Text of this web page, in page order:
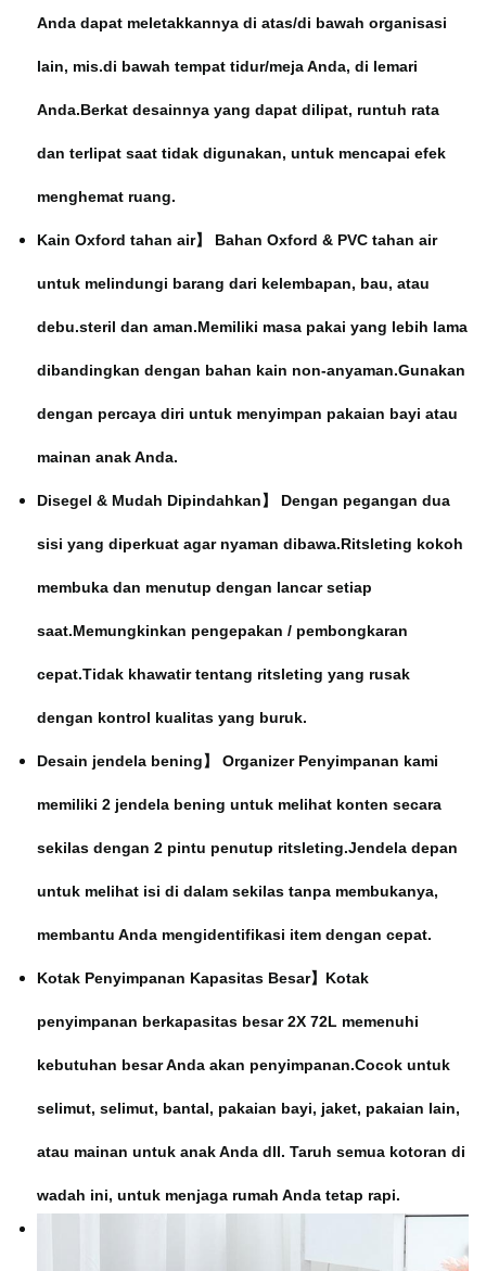
Anda dapat meletakkannya di atas/di bawah organisasi
lain, mis.di bawah tempat tidur/meja Anda, di lemari
Anda.Berkat desainnya yang dapat dilipat, runtuh rata
dan terlipat saat tidak digunakan, untuk mencapai efek
menghemat ruang.
Kain Oxford tahan air】 Bahan Oxford & PVC tahan air
untuk melindungi barang dari kelembapan, bau, atau
debu.steril dan aman.Memiliki masa pakai yang lebih lama
dibandingkan dengan bahan kain non-anyaman.Gunakan
dengan percaya diri untuk menyimpan pakaian bayi atau
mainan anak Anda.
Disegel & Mudah Dipindahkan】 Dengan pegangan dua
sisi yang diperkuat agar nyaman dibawa.Ritsleting kokoh
membuka dan menutup dengan lancar setiap
saat.Memungkinkan pengepakan / pembongkaran
cepat.Tidak khawatir tentang ritsleting yang rusak
dengan kontrol kualitas yang buruk.
Desain jendela bening】 Organizer Penyimpanan kami
memiliki 2 jendela bening untuk melihat konten secara
sekilas dengan 2 pintu penutup ritsleting.Jendela depan
untuk melihat isi di dalam sekilas tanpa membukanya,
membantu Anda mengidentifikasi item dengan cepat.
Kotak Penyimpanan Kapasitas Besar】Kotak
penyimpanan berkapasitas besar 2X 72L memenuhi
kebutuhan besar Anda akan penyimpanan.Cocok untuk
selimut, selimut, bantal, pakaian bayi, jaket, pakaian lain,
atau mainan untuk anak Anda dll. Taruh semua kotoran di
wadah ini, untuk menjaga rumah Anda tetap rapi.